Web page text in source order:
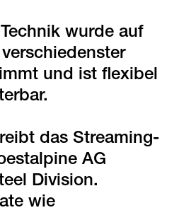
wurde auf
und ist flexibel
das Streaming-
AG
Division.
wie